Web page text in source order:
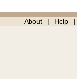
About Help